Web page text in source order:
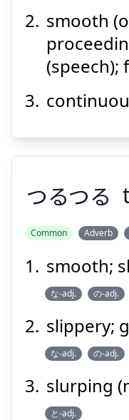
Suspend
smooth
Suspend
つるつる
Common Adverb
smooth;
な-adj. の-adj.
slippery;
な-adj. の-adj.
slurping
と-adj.